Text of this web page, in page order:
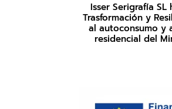
Isser Serigrafía
Trasformación y
al autoconsumo y
residencial del